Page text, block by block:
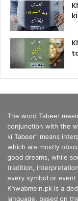
The word Tabeer
conjunction with the
ki Tabeer” means
which are mostly
good dreams, while
tradition,
every symbol or
Khwabmein.pk is a
language, based on